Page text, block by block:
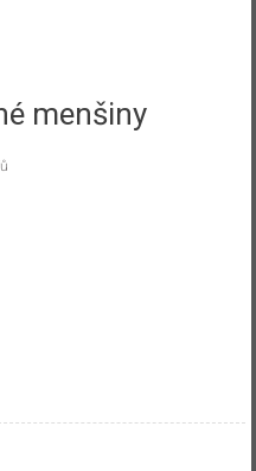
menšiny